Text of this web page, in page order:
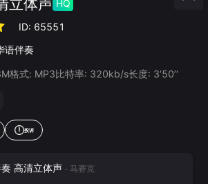
立体声 HQ
ID: 65551
语伴奏
M格式: MP3比特率: 320kb/s长度: 3‘50’‘
投诉
高清立体声 - 马赛克